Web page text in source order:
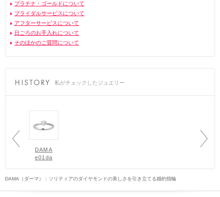
プラチナ・ゴールドについて
ブライダルサービスについて
アフターサービスについて
日ごろのお手入れについて
そのほかのご質問について
私がチェックしたジュエリー
DAMA
e01da
DAMA（ダーマ）：ソリティアのダイヤモンドの美しさを引き立てる婚約指輪